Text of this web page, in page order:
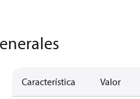
Característica Valor